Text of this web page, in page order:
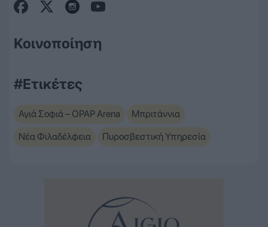
Κοινοποίηση
#Ετικέτες
Αγιά Σοφιά – OPAP Arena
Μπριτάννια
Νέα Φιλαδέλφεια
Πυροσβεστική Υπηρεσία